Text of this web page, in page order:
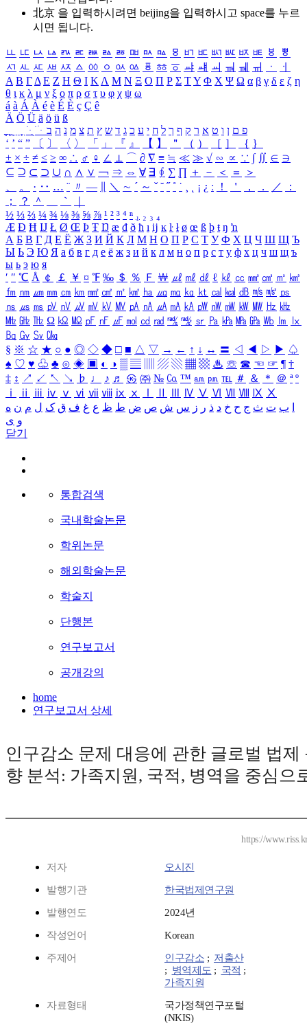
北京 을 입력하시려면 beijing을 입력하시고 space를 누르
시면 됩니다.
ㅥ ㅦ ㅧ ㅨ ㅩ ㅪ ㅫ ㅬ ㅭ ㅮ ㅯ ㅰ ㅱ ㅲ ㅳ ㅴ ㅵ ㅶ ㅷ ㅸ
ㅹ
ㅺ ㅻ ㅼ ㅽ ㅾ ㅿ ㆀ ㆁ ㆂ ㆃ ㆄ ㆅ ㆆ ㆇ ㆈ ㆉ ㆊ ㆋ ㆌ ㆍ
ㆎ
Α Β ΓΔ Ε Ζ Η Θ Ι ΚΛ Μ Ν Ξ Ο Π Ρ Σ ΤΥ Φ Χ Ψ Ω α β γ δ ε ζ η
θ ι κ λ μ ν ξ ο π ρ σ τ υ φ χ ψ ω
á à Á À é è É È ç Ç ê
Ä Ö Ü ä ö ü ß
ִֶֹ ֻּ ׁׂ פ ם ן ו ט א ר ק ף ך ל ח י ע כ ג ד ש ץ ת צ מ נ ה ב
‘ ’ “ ” 〔 〕 〈 〉 「 」 『 』 【 】 ＂ （ ） ［ ］ ｛ ｝
± × ÷ ≠ ≤ ≥ ∞ ∴ ♂ ♀ ∠ ⊥ ⌒ ∂ ∇ ≡ ≒ ≪ ≫ √ ∽ ∝ ∵ ∫ ∬ ∈ ∋
⊆ ⊇ ⊂ ⊃ ∪ ∩ ∧ ∨ ￢ ⇒ ⇔ ∀ ∃ ∮ ∑ ∏ ＋ － ＜ ＝
＞
、
。 · ‥ … ¨ 〃 ― ＼ ∼ ´ ～ ˇ ˘ ˝ ˚ ˙ ¸ ¡ ¿ ː ！ ＇ ， ． ／
：
；
？ ＾ ｀
½ ⅓ ⅔ ¼ ¾ ⅛ ⅜ ⅝ ⅞ ¹ ² ³ ⁴ ⁿ ₁ ₂ ₃ ₄
Æ Ð Ħ Ĳ Ł Ø Œ Þ Ŧ Ŋ æ đ ð ħ ı ĳ ĸ ŀ ł ø œ ß þ ŧ ŋ ŉ
А Б В Г Д Е Ё Ж З И Й К Л М Н О П Р С Т У Ф Х Ц Ч Ш Щ Ъ
Ы Ь Э Ю Я а б в г д е ё ж з и й к л м н о п р с т у ф х ц ч ш щ ъ
ы ь э ю я
′ ″ ℃ Å ￠ ￡ ￥ ¤ ℉ ‰ ＄ ％ Ｆ ￦ ㎕ ㎖ ㎗ ℓ ㎘ ㏄ ㎣ ㎤ ㎥ ㎦
㎙ ㎚ ㎛ ㎜ ㎝ ㎞ ㎟ ㎠ ㎡ ㎢ ㏊ ㎍ ㎎ ㎏ ㏏ ㎈ ㎉ ㏈ ㎧ ㎨ ㎰
㎱ ㎲ ㎳ ㎴ ㎵ ㎶ ㎷ ㎸ ㎹ ㎀ ㎁ ㎂ ㎃ ㎄ ㎺ ㎻ ㎽ ㎾ ㎿ ㎐ ㎑
㎒ ㎓ ㎔ Ω ㏀ ㏁ ㎊ ㎋ ㎌ ㏖ ㏅ ㎭ ㎮ ㎯ ㏛ ㎩ ㎪ ㎫ ㎬ ㏝ ㏐
㏓
㏃ ㏉ ㏜ ㏆
§ ※ ☆ ★ ○ ● ◎ ◇ ◆ □ ■ △ ▽ → ← ↑ ↓ ↔ 〓 ◁ ◀ ▷ ▶ ♤
♠ ♡ ♥ ♧ ♣ ⊙ ◈ ▣ ◐ ◑ ▒ ▤ ▨ ▧ ▦ ▩ ♨ ☏ ☎ ☜ ☞ ¶ †
‡ ↕ ↗ ↙ ↖ ↘ ♭ ♩ ♪ ♬ ㉿ ㈜ № ㏇ ™ ㏂ ㏘ ℡ ＃ ＆ ＊ ＠ ª º
ⅰ
ⅱ ⅲ ⅳ ⅴ ⅵ ⅶ ⅷ ⅸ ⅹ Ⅳ Ⅴ Ⅵ Ⅶ Ⅷ Ⅸ Ⅹ
ب ت ث ج ح خ د ذ ر ز س ش ص ض ط ظ ع غ ف ق ک ل م ن ه
و ی
닫기
통합검색
국내학술논문
학위논문
해외학술논문
학술지
단행본
연구보고서
공개강의
home
연구보고서 상세
인구감소 문제 대응에 관한 글로벌 법제
향 분석: 가족지원, 국적, 병역을 중심으
https://
저자 오시진
발행기관 한국법제연구원
발행연도 2024년
작성언어 Korean
주제어 인구감소 ; 저출산
; 병역제도 ; 국적 ;
가족지원
자료형태
국가정책연구포털
(NKIS)